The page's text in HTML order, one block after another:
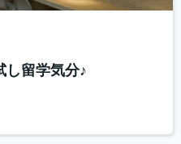
し留学気分♪